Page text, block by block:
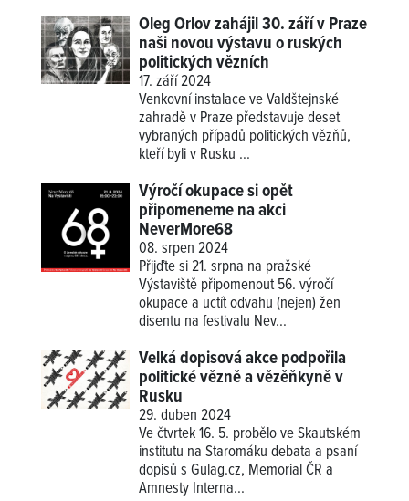
Oleg Orlov zahájil 30. září v Praze
naši novou výstavu o ruských
politických vězních
17. září 2024
Venkovní instalace ve Valdštejnské
zahradě v Praze představuje deset
vybraných případů politických vězňů,
kteří byli v Rusku ...
Výročí okupace si opět
připomeneme na akci
NeverMore68
08. srpen 2024
Přijďte si 21. srpna na pražské
Výstaviště připomenout 56. výročí
okupace a uctít odvahu (nejen) žen
disentu na festivalu Nev...
Velká dopisová akce podpořila
politické vězně a vězěňkyně v
Rusku
29. duben 2024
Ve čtvrtek 16. 5. probělo ve Skautském
institutu na Staromáku debata a psaní
dopisů s Gulag.cz, Memorial ČR a
Amnesty Interna...